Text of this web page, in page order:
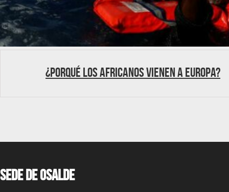
¿Porqué los africanos vienen a Europa?
Sede de OSALDE